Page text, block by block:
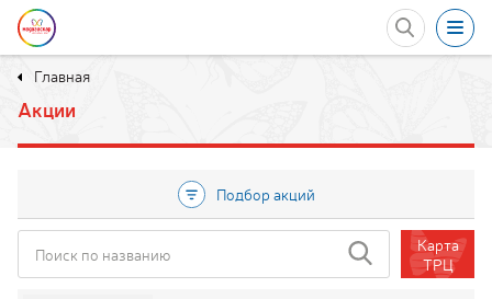
Акции
в ТРЦ
Главная
Акции
Подбор акций
Карта
ТРЦ
ПОДБОР АКЦИЙ